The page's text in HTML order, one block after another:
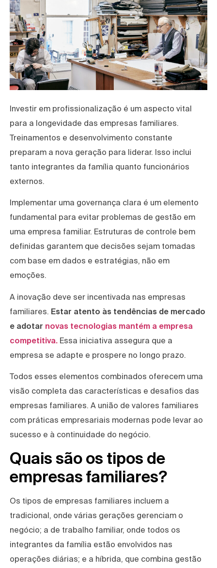
Investir em profissionalização é um aspecto vital
para a longevidade das empresas familiares.
Treinamentos e desenvolvimento constante
preparam a nova geração para liderar. Isso inclui
tanto integrantes da família quanto funcionários
externos.
Implementar uma governança clara é um elemento
fundamental para evitar problemas de gestão em
uma empresa familiar. Estruturas de controle bem
definidas garantem que decisões sejam tomadas
com base em dados e estratégias, não em
emoções.
A inovação deve ser incentivada nas empresas
familiares. Estar atento às tendências de mercado
e adotar novas tecnologias mantém a empresa
competitiva. Essa iniciativa assegura que a
empresa se adapte e prospere no longo prazo.
Todos esses elementos combinados oferecem uma
visão completa das características e desafios das
empresas familiares. A união de valores familiares
com práticas empresariais modernas pode levar ao
sucesso e à continuidade do negócio.
Quais são os tipos de
empresas familiares?
Os tipos de empresas familiares incluem a
tradicional, onde várias gerações gerenciam o
negócio; a de trabalho familiar, onde todos os
integrantes da família estão envolvidos nas
operações diárias; e a híbrida, que combina gestão